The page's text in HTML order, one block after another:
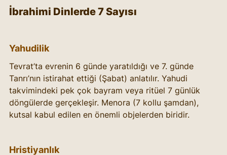
İbrahimi Dinlerde 7 Sayısı
Yahudilik
Tevrat’ta evrenin 6 günde yaratıldığı ve 7. günde
Tanrı’nın istirahat ettiği (Şabat) anlatılır. Yahudi
takvimindeki pek çok bayram veya ritüel 7 günlük
döngülerde gerçekleşir. Menora (7 kollu şamdan),
kutsal kabul edilen en önemli objelerden biridir.
Hristiyanlık